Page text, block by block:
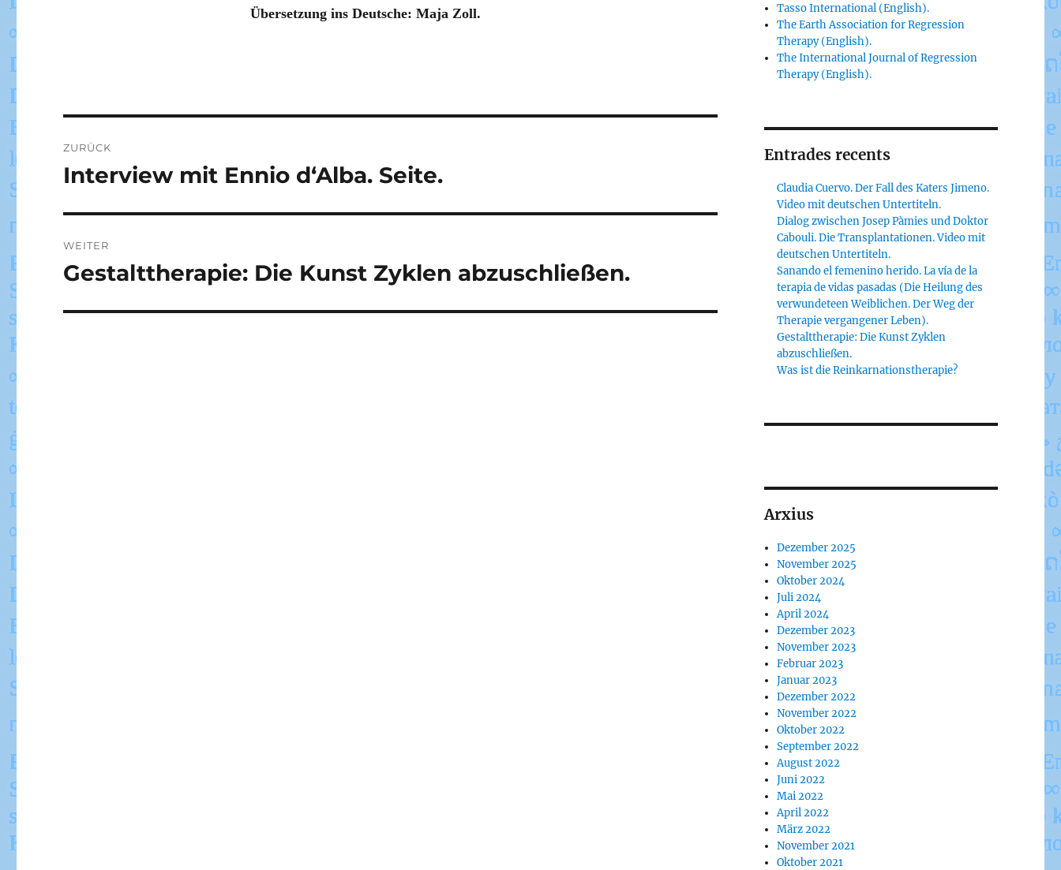
Übersetzung ins Deutsche: Maja Zoll.
ZURÜCK
Vorheriger
Interview mit Ennio d‘Alba. Seite.
WEITER
Nächster
Gestalttherapie: Die Kunst Zyklen abzuschließen.
Tasso International (English).
The Earth Association for Regression
Therapy (English).
The International Journal of Regression
Therapy (English).
Entrades recents
Claudia Cuervo. Der Fall des Katers Jimeno.
Video mit deutschen Untertiteln.
Dialog zwischen Josep Pàmies und Doktor
Cabouli. Die Transplantationen. Video mit
deutschen Untertiteln.
Sanando el femenino herido. La vía de la
terapia de vidas pasadas (Die Heilung des
verwundeteen Weiblichen. Der Weg der
Therapie vergangener Leben).
Gestalttherapie: Die Kunst Zyklen
abzuschließen.
Was ist die Reinkarnationstherapie?
Arxius
Dezember 2025
November 2025
Oktober 2024
Juli 2024
April 2024
Dezember 2023
November 2023
Februar 2023
Januar 2023
Dezember 2022
November 2022
Oktober 2022
September 2022
August 2022
Juni 2022
Mai 2022
April 2022
März 2022
November 2021
Oktober 2021